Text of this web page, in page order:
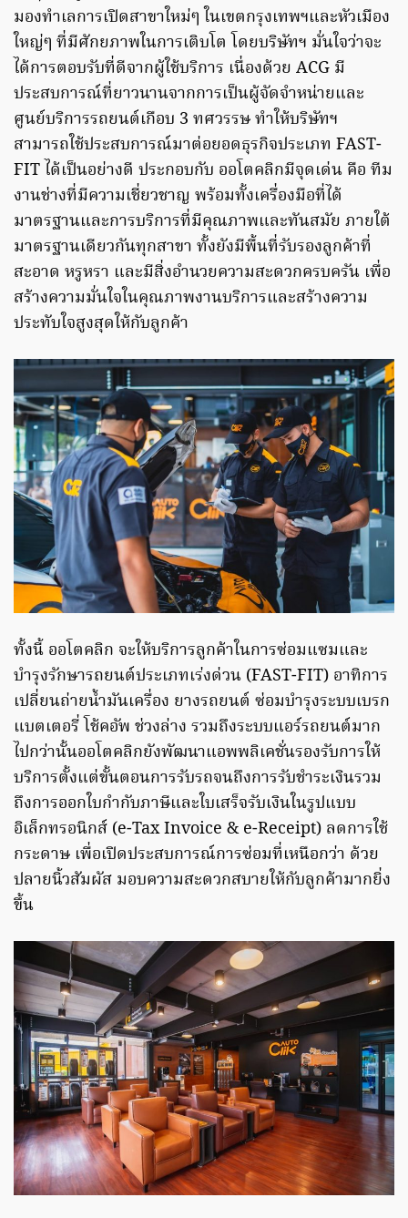
มองทำเลการเปิดสาขาใหม่ๆ ในเขตกรุงเทพฯและหัวเมือง
ใหญ่ๆ ที่มีศักยภาพในการเติบโต โดยบริษัทฯ มั่นใจว่าจะ
ได้การตอบรับที่ดีจากผู้ใช้บริการ เนื่องด้วย ACG มี
ประสบการณ์ที่ยาวนานจากการเป็นผู้จัดจำหน่ายและ
ศูนย์บริการรถยนต์เกือบ 3 ทศวรรษ ทำให้บริษัทฯ
สามารถใช้ประสบการณ์มาต่อยอดธุรกิจประเภท FAST-
FIT ได้เป็นอย่างดี ประกอบกับ ออโตคลิกมีจุดเด่น คือ ทีม
งานช่างที่มีความเชี่ยวชาญ พร้อมทั้งเครื่องมือที่ได้
มาตรฐานและการบริการที่มีคุณภาพและทันสมัย ภายใต้
มาตรฐานเดียวกันทุกสาขา ทั้งยังมีพื้นที่รับรองลูกค้าที่
สะอาด หรูหรา และมีสิ่งอำนวยความสะดวกครบครัน เพื่อ
สร้างความมั่นใจในคุณภาพงานบริการและสร้างความ
ประทับใจสูงสุดให้กับลูกค้า
ทั้งนี้ ออโตคลิก จะให้บริการลูกค้าในการซ่อมแซมและ
บำรุงรักษารถยนต์ประเภทเร่งด่วน (FAST-FIT) อาทิการ
เปลี่ยนถ่ายน้ำมันเครื่อง ยางรถยนต์ ซ่อมบำรุงระบบเบรก
แบตเตอรี่ โช้คอัพ ช่วงล่าง รวมถึงระบบแอร์รถยนต์มาก
ไปกว่านั้นออโตคลิกยังพัฒนาแอพพลิเคชั่นรองรับการให้
บริการตั้งแต่ขั้นตอนการรับรถจนถึงการรับชำระเงินรวม
ถึงการออกใบกำกับภาษีและใบเสร็จรับเงินในรูปแบบ
อิเล็กทรอนิกส์ (e-Tax Invoice & e-Receipt) ลดการใช้
กระดาษ เพื่อเปิดประสบการณ์การซ่อมที่เหนือกว่า ด้วย
ปลายนิ้วสัมผัส มอบความสะดวกสบายให้กับลูกค้ามากยิ่ง
ขึ้น